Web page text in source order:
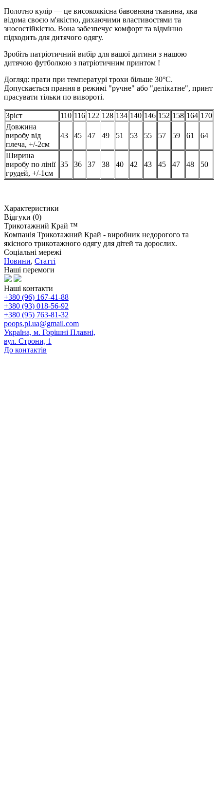
Полотно кулір — це високоякісна бавовняна тканина, яка
відома своєю м'якістю, дихаючими властивостями та
зносостійкістю. Вона забезпечує комфорт та відмінно
підходить для дитячого одягу.
Зробіть патріотичний вибір для вашої дитини з нашою
дитячою футболкою з патріотичним принтом !
Догляд: прати при температурі трохи більше 30°C.
Допускається прання в режимі "ручне" або "делікатне", принт
прасувати тільки по вивороті.
Зріст 110 116 122 128 134 140 146 152 158 164 170
Довжина
виробу від
плеча, +/-2см
43 45 47 49 51 53 55 57 59 61 64
Ширина
виробу по лінії
грудей, +/-1см
35 36 37 38 40 42 43 45 47 48 50
Характеристики
Відгуки (0)
Трикотажний Край ™
Компанія Трикотажний Край - виробник недорогого та
якісного трикотажного одягу для дітей та дорослих.
Соціальні мережі
Новини, Статті
Наші перемоги
Наші контакти
+380 (96) 167-41-88
+380 (93) 018-56-92
+380 (95) 763-81-32
poops.pl.ua@gmail.com
Україна, м. Горішні Плавні,
вул. Строни, 1
До контактів